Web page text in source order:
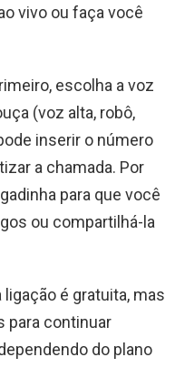
vivo ou faça você
escolha a voz
(voz alta, robô,
inserir o número
a chamada. Por
para que você
ou compartilhá-la
é gratuita, mas
para continuar
do plano